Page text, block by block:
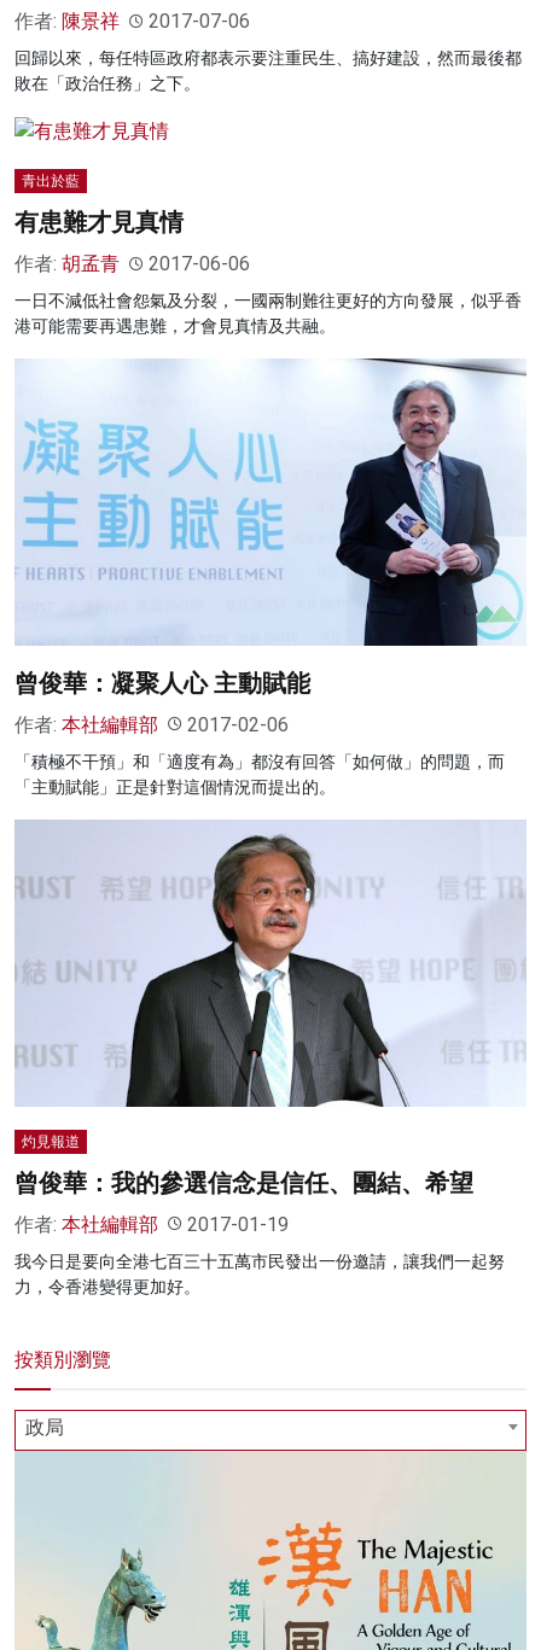
作者: 陳景祥 2017-07-06
回歸以來，每任特區政府都表示要注重民生、搞好建設，然而最後都
敗在「政治任務」之下。
青出於藍
有患難才見真情
作者: 胡孟青 2017-06-06
一日不減低社會怨氣及分裂，一國兩制難往更好的方向發展，似乎香
港可能需要再遇患難，才會見真情及共融。
曾俊華：凝聚人心 主動賦能
作者: 本社編輯部 2017-02-06
「積極不干預」和「適度有為」都沒有回答「如何做」的問題，而
「主動賦能」正是針對這個情況而提出的。
灼見報道
曾俊華：我的參選信念是信任、團結、希望
作者: 本社編輯部 2017-01-19
我今日是要向全港七百三十五萬市民發出一份邀請，讓我們一起努
力，令香港變得更加好。
按類別瀏覽
政局